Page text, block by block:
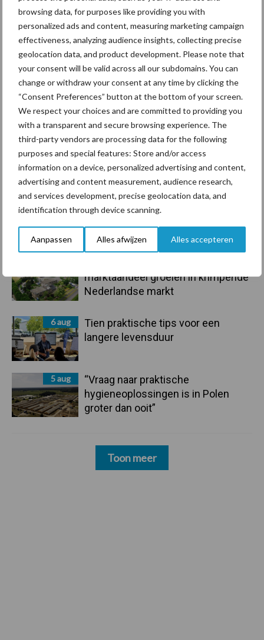
browsing data, for purposes like providing you with
personalized ads and content, measuring marketing campaign
effectiveness, analyzing audience insights, collecting precise
geolocation data, and product development. Please note that
your consent will be valid across all our subdomains. You can
change or withdraw your consent at any time by clicking the
“Consent Preferences” button at the bottom of your screen.
We respect your choices and are committed to providing you
with a transparent and secure browsing experience. The
third-party vendors are processing data for the following
purposes and special features: Store and/or access
information on a device, personalized advertising and content,
advertising and content measurement, audience research,
and services development, precise geolocation data, and
identification through device scanning.
Aanpassen Alles afwijzen Alles accepteren
Primaire
Sidebar
Recent nieuws Partner nieuws
7 aug
Grondstoffenmarkt blijft grillig:
droogte en geopolitiek houden
handel in de greep
7 aug
De speenhuid: een vaak
onderschatte risicofactor voor
mastitis
marktaandeel groeien in krimpende
Nederlandse markt
6 aug
Tien praktische tips voor een
langere levensduur
5 aug
“Vraag naar praktische
hygieneoplossingen is in Polen
groter dan ooit”
Toon meer
Toon meer